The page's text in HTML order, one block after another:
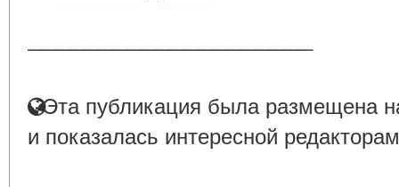
Эта публикация была размещена
и показалась интересной